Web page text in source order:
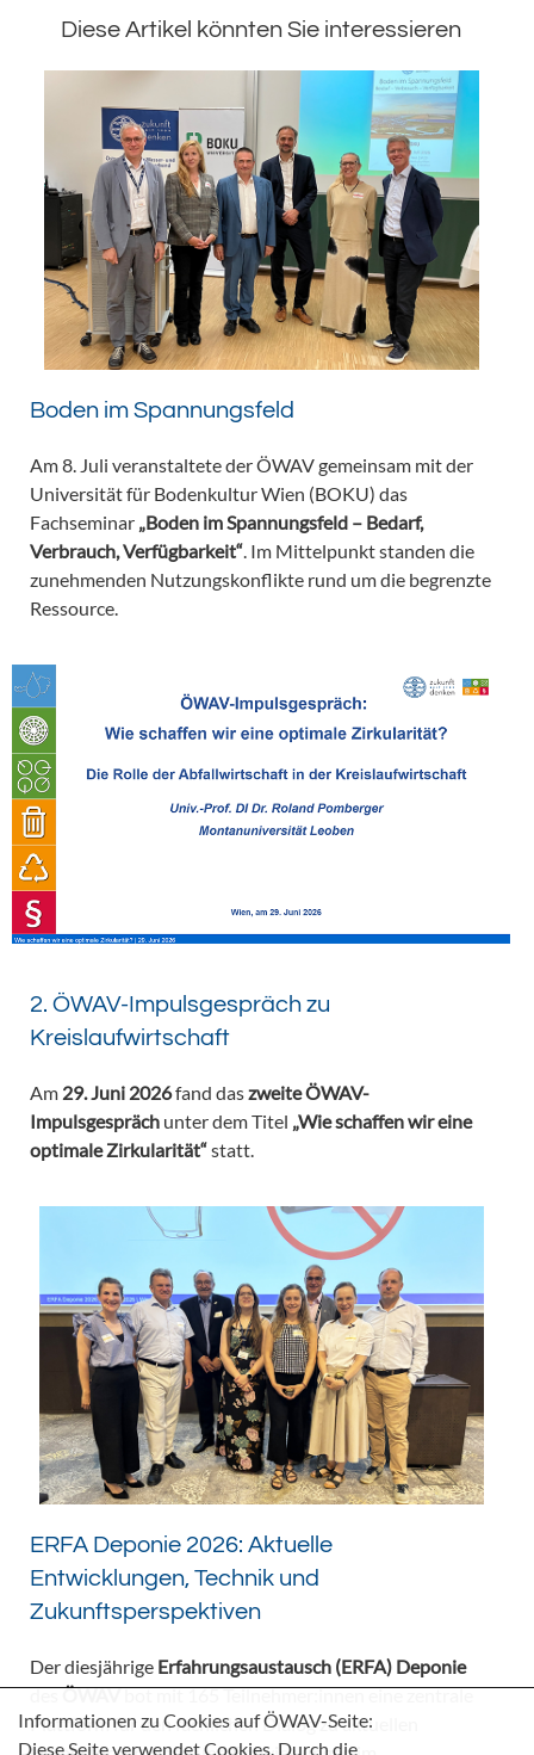
Diese Artikel könnten Sie interessieren
Boden im Spannungsfeld
Am 8. Juli veranstaltete der ÖWAV gemeinsam mit der
Universität für Bodenkultur Wien (BOKU) das
Fachseminar „Boden im Spannungsfeld – Bedarf,
Verbrauch, Verfügbarkeit“ . Im Mittelpunkt standen die
zunehmenden Nutzungskonflikte rund um die begrenzte
Ressource.
2. ÖWAV-Impulsgespräch zu
Kreislaufwirtschaft
Am 29. Juni 2026fand daszweite ÖWAV-
Impulsgespräch unter dem Titel „Wie schaffen wir eine
optimale Zirkularität“statt.
ERFA Deponie 2026: Aktuelle
Entwicklungen, Technik und
Zukunftsperspektiven
Der diesjährige Erfahrungsaustausch (ERFA) Deponie
desÖWAVbot mit 165 Teilnehmer:innen eine zentrale
Plattform für den fachlichen Dialog zu aktuellen
Informationen zu Cookies auf ÖWAV-Seite:
Diese Seite verwendet Cookies. Durch die